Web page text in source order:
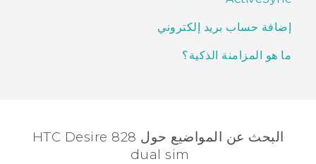
إضافة حساب بريد إلكتروني
ما هو المزامنة الذكية؟
البحث عن المواضيع حول HTC Desire 828
dual sim